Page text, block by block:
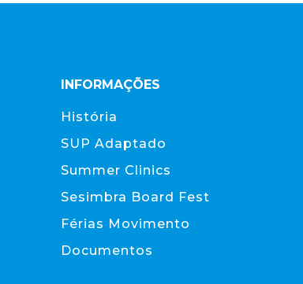
INFORMAÇÕES
História
SUP Adaptado
Summer Clinics
Sesimbra Board Fest
Férias Movimento
Documentos